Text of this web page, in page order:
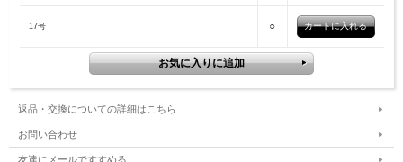
17号 ○
返品・交換についての詳細はこちら
お問い合わせ
友達にメールですすめる